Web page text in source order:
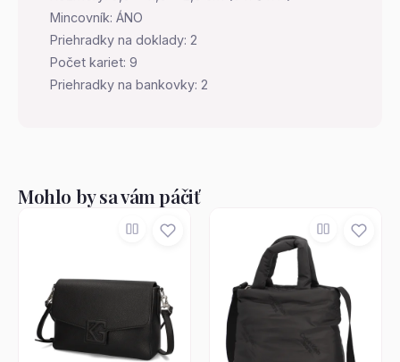
Mincovník: ÁNO
Priehradky na doklady: 2
Počet kariet: 9
Priehradky na bankovky: 2
Mohlo by sa vám páčiť